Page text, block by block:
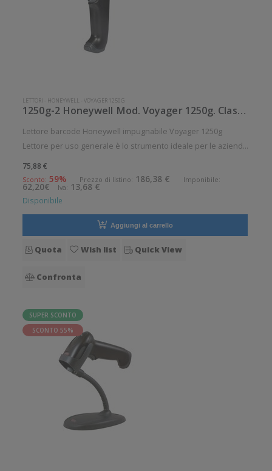
LETTORI - HONEYWELL -VOYAGER 1250G
1250g-2 Honeywell Mod. Voyager 1250g. Classificazione: Impugnabile.
Lettore barcode Honeywell impugnabile Voyager 1250g
Lettore per uso generale è lo strumento ideale per le aziende
dei codici a barre. Angolo di scansione verticale: 1° Angolo di
sca
75,88 €
Sconto: 59% Prezzo di listino: 186,38 € Imponibile:
62,20€ Iva: 13,68 €
Disponibile
Aggiungi al carrello
Quota Wish list Quick View
Confronta
SUPER SCONTO
SCONTO 55%